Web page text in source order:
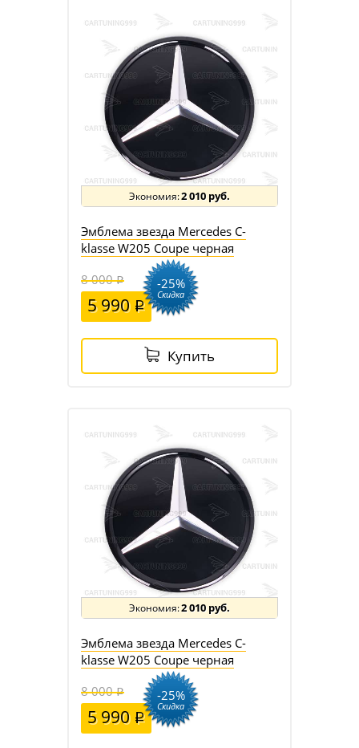
2 010 руб.
Эмблема звезда Mercedes C-
klasse W205 Coupe черная
8 000
5 990
-25%
Скидка
Купить
2 010 руб.
Эмблема звезда Mercedes C-
klasse W205 Coupe черная
8 000
5 990
-25%
Скидка